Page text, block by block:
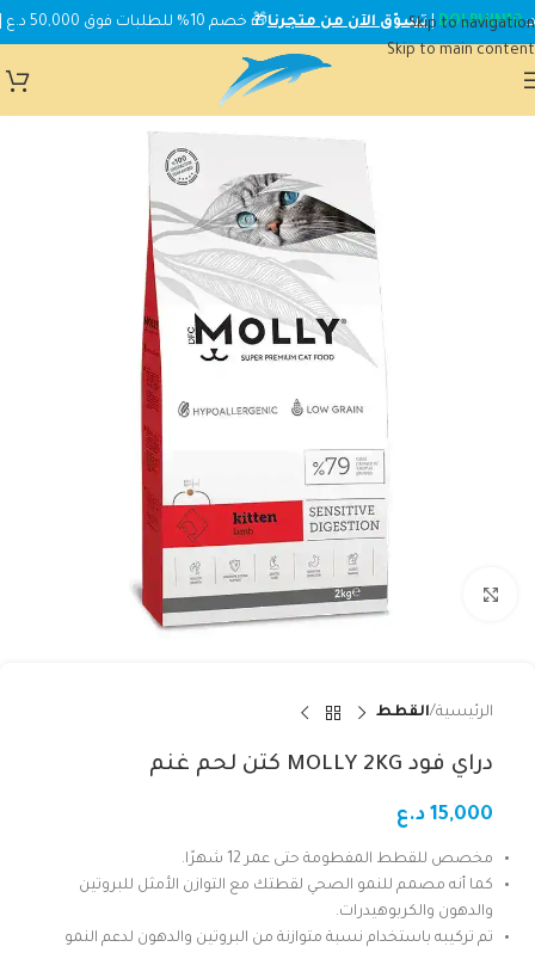
Skip to navigation
Skip to main content
DOLPHIN10
|تسوّق الآن من متجرنا🎁 خصم 10% للطلبات فوق 50,000 د.ع | استخدم الكود:
Click to enlarge
الرئيسية القطط
دراي فود MOLLY 2KG كتن لحم غنم
15,000 د.ع
مخصص للقطط المفطومة حتى عمر 12 شهرًا.
كما أنه مصمم للنمو الصحي لقطتك مع التوازن الأمثل للبروتين
والدهون والكربوهيدرات.
تم تركيبه باستخدام نسبة متوازنة من البروتين والدهون لدعم النمو